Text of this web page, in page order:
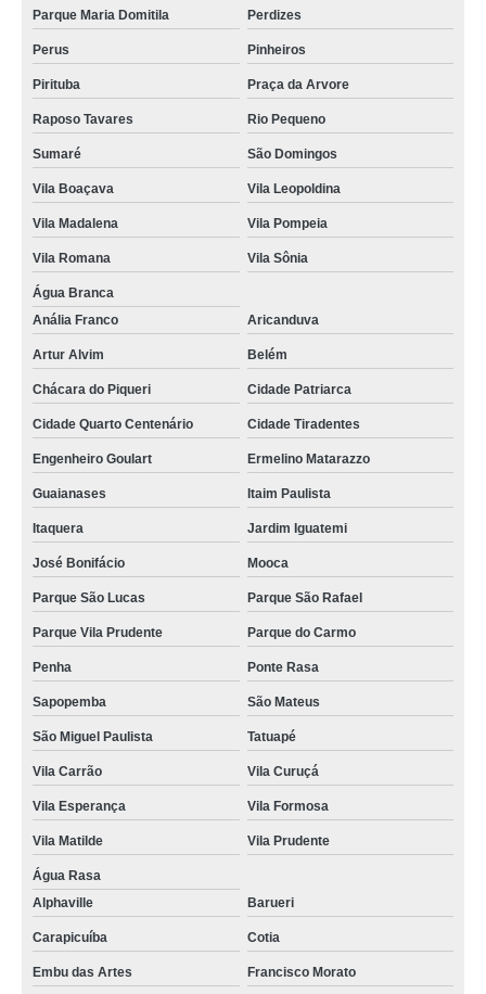
Parque Maria Domitila Perdizes
Perus Pinheiros
Pirituba Praça da Arvore
Raposo Tavares Rio Pequeno
Sumaré São Domingos
Vila Boaçava Vila Leopoldina
Vila Madalena Vila Pompeia
Vila Romana Vila Sônia
Água Branca
Anália Franco
Aricanduva
Artur Alvim Belém
Chácara do Piqueri Cidade Patriarca
Cidade Quarto Centenário Cidade Tiradentes
Engenheiro Goulart Ermelino Matarazzo
Guaianases Itaim Paulista
Itaquera Jardim Iguatemi
José Bonifácio Mooca
Parque São Lucas Parque São Rafael
Parque Vila Prudente Parque do Carmo
Penha Ponte Rasa
Sapopemba São Mateus
São Miguel Paulista Tatuapé
Vila Carrão Vila Curuçá
Vila Esperança Vila Formosa
Vila Matilde Vila Prudente
Água Rasa
Alphaville
Barueri
Carapicuíba Cotia
Embu das Artes Francisco Morato